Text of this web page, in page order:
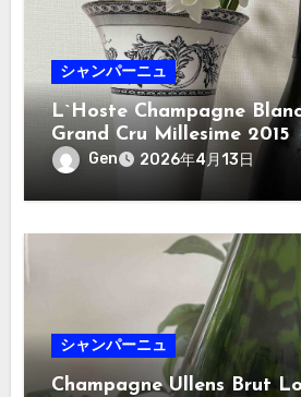
シャンパーニュ
L`Hoste Champagne
Grand Cru Millesime 2015
Gen 2026年4月13日
シャンパーニュ